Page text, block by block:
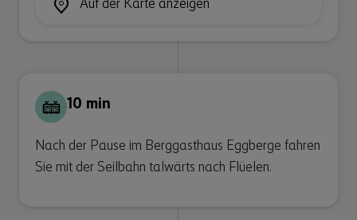
Auf der Karte anzeigen
10 min
Nach der Pause im Berggasthaus Eggberge fahren
Sie mit der Seilbahn talwärts nach Flüelen.